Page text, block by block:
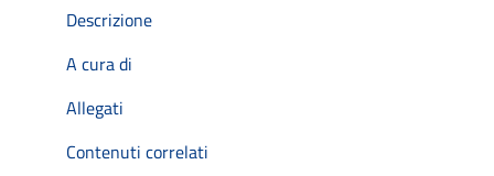
Descrizione
A cura di
Allegati
Contenuti correlati